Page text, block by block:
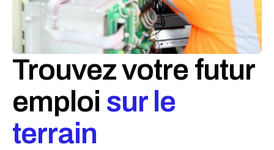
Trouvez votre futur
emploi sur le
terrain